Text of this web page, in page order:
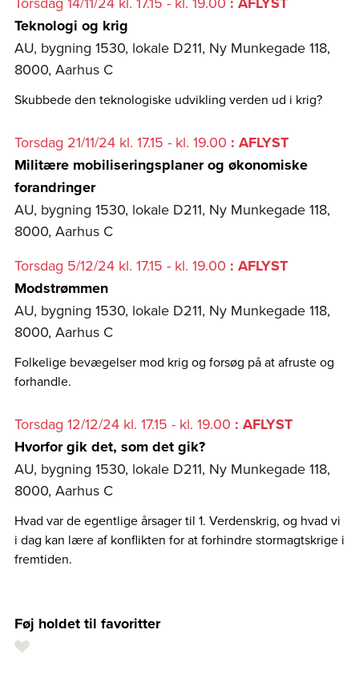
Teknologi og krig
AU, bygning 1530, lokale D211, Ny Munkegade 118,
8000, Aarhus C
Skubbede den teknologiske udvikling verden ud i krig?
Torsdag 21/11/24 kl. 17.15 - kl. 19.00 : AFLYST
Militære mobiliseringsplaner og økonomiske
forandringer
AU, bygning 1530, lokale D211, Ny Munkegade 118,
8000, Aarhus C
Torsdag 5/12/24 kl. 17.15 - kl. 19.00 : AFLYST
Modstrømmen
AU, bygning 1530, lokale D211, Ny Munkegade 118,
8000, Aarhus C
Folkelige bevægelser mod krig og forsøg på at afruste og
forhandle.
Torsdag 12/12/24 kl. 17.15 - kl. 19.00 : AFLYST
Hvorfor gik det, som det gik?
AU, bygning 1530, lokale D211, Ny Munkegade 118,
8000, Aarhus C
Hvad var de egentlige årsager til 1. Verdenskrig, og hvad vi
i dag kan lære af konflikten for at forhindre stormagtskrige i
fremtiden.
Føj holdet til favoritter